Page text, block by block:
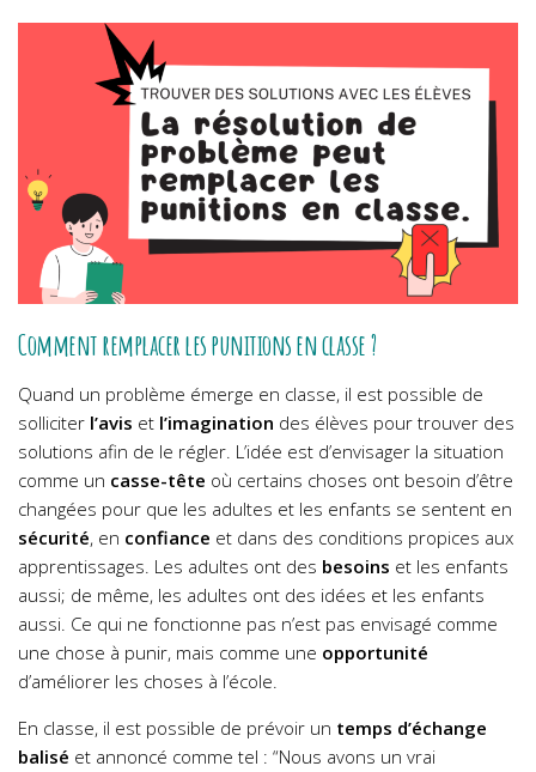
Comment remplacer les punitions en classe ?
Quand un problème émerge en classe, il est possible de
solliciter l’avis et l’imagination des élèves pour trouver des
solutions afin de le régler. L’idée est d’envisager la situation
comme un casse-tête où certains choses ont besoin d’être
changées pour que les adultes et les enfants se sentent en
sécurité, en confiance et dans des conditions propices aux
apprentissages. Les adultes ont des besoins et les enfants
aussi; de même, les adultes ont des idées et les enfants
aussi. Ce qui ne fonctionne pas n’est pas envisagé comme
une chose à punir, mais comme une opportunité
d’améliorer les choses à l’école.
En classe, il est possible de prévoir un temps d’échange
balisé et annoncé comme tel : “Nous avons un vrai